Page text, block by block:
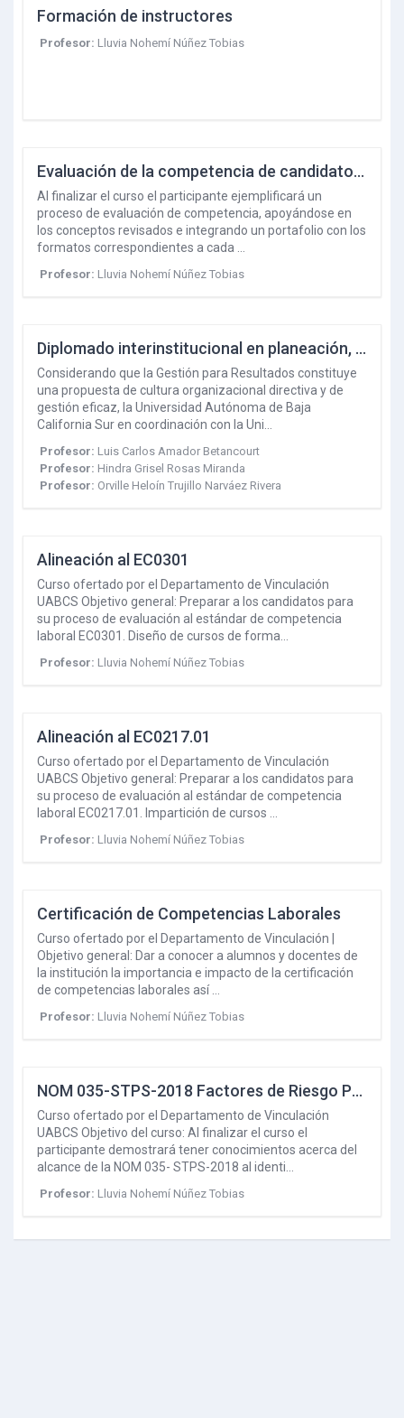
Formación de instructores
Profesor: Lluvia Nohemí Núñez Tobias
Evaluación de la competencia de candidatos con base en Estándares de competencia
Al finalizar el curso el participante ejemplificará un
proceso de evaluación de competencia, apoyándose en
los conceptos revisados e integrando un portafolio con los
formatos correspondientes a cada …
Profesor: Lluvia Nohemí Núñez Tobias
Diplomado interinstitucional en planeación, programación, presupuestación y evaluación orientado a resultados
Considerando que la Gestión para Resultados constituye
una propuesta de cultura organizacional directiva y de
gestión eficaz, la Universidad Autónoma de Baja
California Sur en coordinación con la Uni…
Profesor: Luis Carlos Amador Betancourt
Profesor: Hindra Grisel Rosas Miranda
Profesor: Orville Heloín Trujillo Narváez Rivera
Alineación al EC0301
Curso ofertado por el Departamento de Vinculación
UABCS Objetivo general: Preparar a los candidatos para
su proceso de evaluación al estándar de competencia
laboral EC0301. Diseño de cursos de forma…
Profesor: Lluvia Nohemí Núñez Tobias
Alineación al EC0217.01
Curso ofertado por el Departamento de Vinculación
UABCS Objetivo general: Preparar a los candidatos para
su proceso de evaluación al estándar de competencia
laboral EC0217.01. Impartición de cursos …
Profesor: Lluvia Nohemí Núñez Tobias
Certificación de Competencias Laborales
Curso ofertado por el Departamento de Vinculación |
Objetivo general: Dar a conocer a alumnos y docentes de
la institución la importancia e impacto de la certificación
de competencias laborales así …
Profesor: Lluvia Nohemí Núñez Tobias
NOM 035-STPS-2018 Factores de Riesgo Psicosocial en el Trabajo
Curso ofertado por el Departamento de Vinculación
UABCS Objetivo del curso: Al finalizar el curso el
participante demostrará tener conocimientos acerca del
alcance de la NOM 035- STPS-2018 al identi…
Profesor: Lluvia Nohemí Núñez Tobias